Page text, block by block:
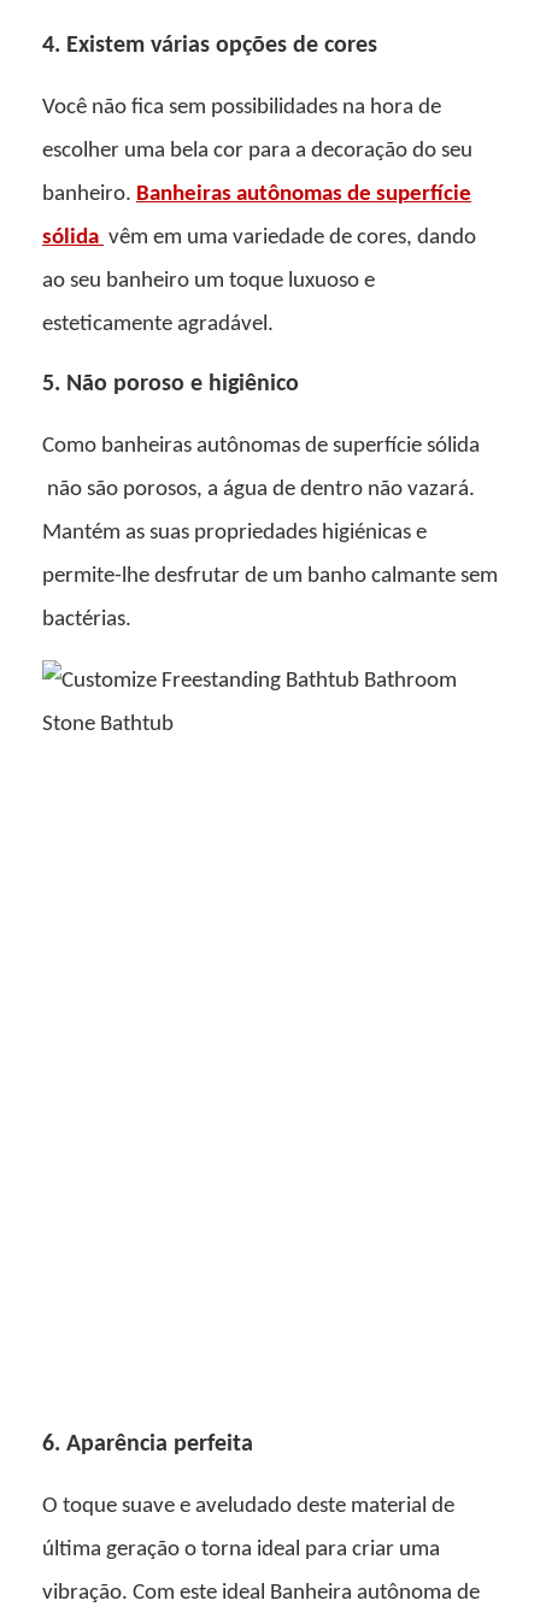
4. Existem várias opções de cores
Você não fica sem possibilidades na hora de
escolher uma bela cor para a decoração do seu
banheiro. Banheiras autônomas de superfície
sólida vêm em uma variedade de cores, dando
ao seu banheiro um toque luxuoso e
esteticamente agradável.
5. Não poroso e higiênico
Como banheiras autônomas de superfície sólida
não são porosos, a água de dentro não vazará.
Mantém as suas propriedades higiénicas e
permite-lhe desfrutar de um banho calmante sem
bactérias.
6. Aparência perfeita
O toque suave e aveludado deste material de
última geração o torna ideal para criar uma
vibração. Com este ideal Banheira autônoma de